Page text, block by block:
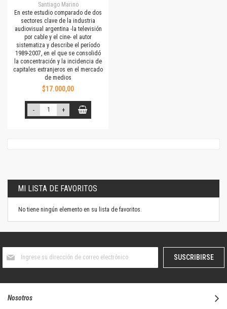
Santiago Marino
En este estudio comparado de dos
sectores clave de la industria
audiovisual argentina -la televisión
por cable y el cine- el autor
sistematiza y describe el período
1989-2007, en el que se consolidó
la concentración y la incidencia de
capitales extranjeros en el mercado
de medios
$17.000,00
- +
MI LISTA DE FAVORITOS
No tiene ningún elemento en su lista de favoritos.
boletín
SUSCRIBIRSE
Nosotros